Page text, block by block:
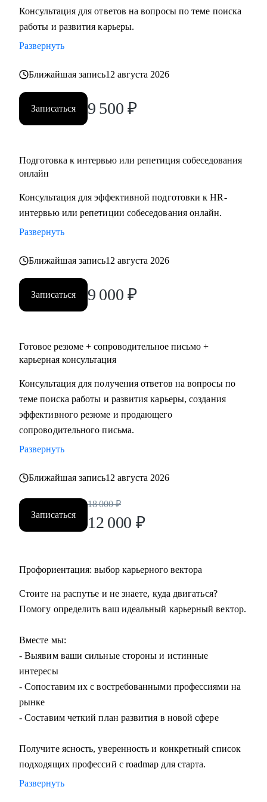
уверенной самопрезентации
• Помогу в поиске первой работы
если вы находитесь в профессиональном тупике (по
возвращению с СВО, после декрета или длительного
отпуска)
• Составлю индивидуальный и реалистичный план поиска
сэкономлю ваше время
• Помогу адаптироваться к работе на гражданке (по
возвращению с СВО)
Начинающим специалистам и профессионалам разного
уровня по направлениям:
• ТОП - менеджерам и руководителям любых направлений
• продажи
• маркетинг и PR
• медицина
• образование
• производство
• ветераны СВО
сильных сторон как личности, так и профессионала.
Консультация для ответов на вопросы по теме поиска
работы и развития карьеры.
Развернуть
Ближайшая запись12 августа 2026
Записаться 9 500 ₽
Подготовка к интервью или репетиция собеседования
онлайн
Консультация для эффективной подготовки к HR-
интервью или репетиции собеседования онлайн.
Развернуть
Ближайшая запись12 августа 2026
Записаться 9 000 ₽
Готовое резюме + сопроводительное письмо +
карьерная консультация
Консультация для получения ответов на вопросы по
теме поиска работы и развития карьеры, создания
эффективного резюме и продающего
сопроводительного письма.
Развернуть
Ближайшая запись12 августа 2026
Записаться
18 000 ₽
12 000 ₽
Профориентация: выбор карьерного вектора
Стоите на распутье и не знаете, куда двигаться?
Помогу определить ваш идеальный карьерный вектор.
Вместе мы:
- Выявим ваши сильные стороны и истинные
интересы
- Сопоставим их с востребованными профессиями на
рынке
- Составим четкий план развития в новой сфере
Получите ясность, уверенность и конкретный список
подходящих профессий с roadmap для старта.
Развернуть